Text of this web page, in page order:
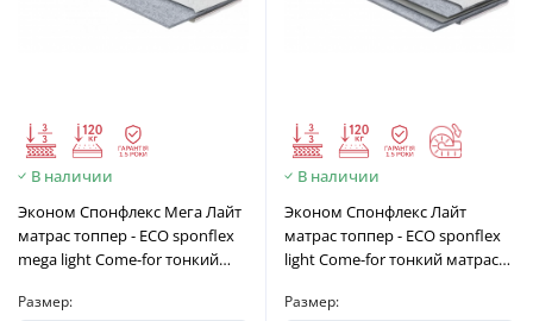
В наличии
Эконом Спонфлекс Мега Лайт
матрас топпер - ECO sponflex
mega light Come-for тонкий
Размер:
В наличии
Эконом Спонфлекс Лайт
матрас топпер - ECO sponflex
light Come-for тонкий матрас
Размер: